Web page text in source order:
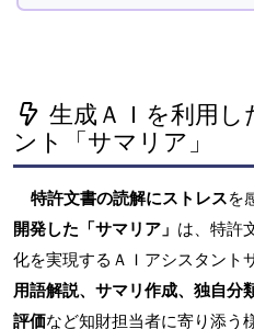
生成ＡＩを利用し
ント「サマリア」
特許文書の読解にストレスを
開発した「サマリア」 は、特許
化を実現するＡＩアシスタント
用語解説、サマリ作成、独自分
評価など知財担当者に寄り添う